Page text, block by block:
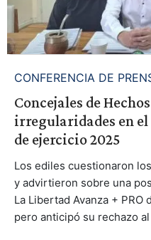
CONFERENCIA DE
Concejales de
irregularidades en
de ejercicio 2025
Los ediles cuestionaron
y advirtieron sobre una
La Libertad Avanza +
pero anticipó su rechazo